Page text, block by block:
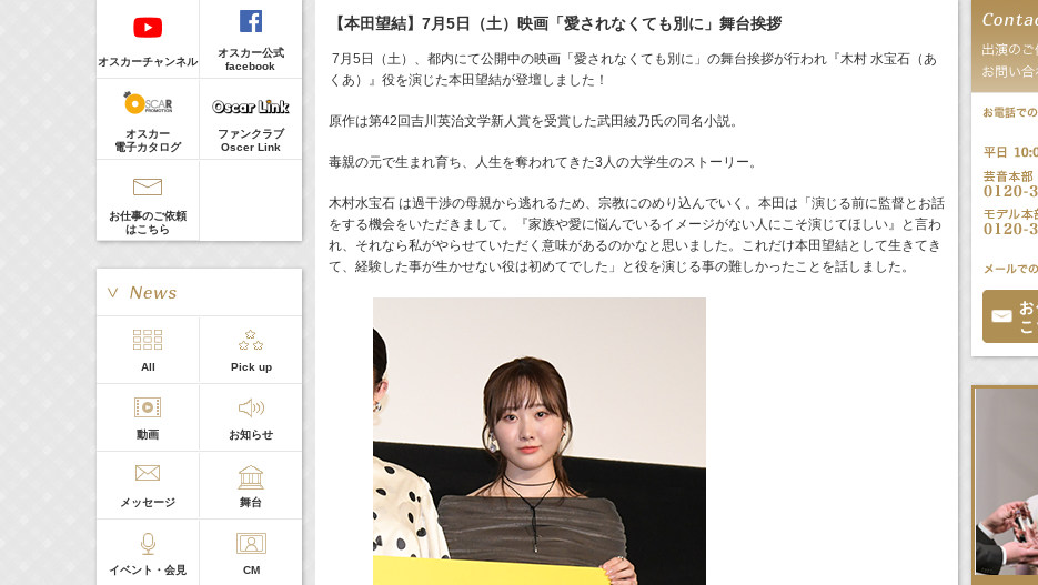
8/6(Thu)
イベント
販売情報
24:00-24:30(TV)
一緒にごはんをたべるだけ
> More
【本田望結】7月5日（土）映画「愛されなくても別に」舞台挨拶
7月5日（土）、都内にて公開中の映画「愛されなくても別に」の舞台挨拶が行われ『木村 水宝石（あ
くあ）』役を演じた本田望結が登壇しました！
原作は第42回吉川英治文学新人賞を受賞した武田綾乃氏の同名小説。
毒親の元で生まれ育ち、人生を奪われてきた3人の大学生のストーリー。
木村水宝石 は過干渉の母親から逃れるため、宗教にのめり込んでいく。本田は「演じる前に監督とお話
をする機会をいただきまして。『家族や愛に悩んでいるイメージがない人にこそ演じてほしい』と言わ
れ、それなら私がやらせていただく意味があるのかなと思いました。これだけ本田望結として生きてき
て、経験した事が生かせない役は初めてでした」と役を演じる事の難しかったことを話しました。
オスカーチャンネル
オスカー公式
facebook
オスカー
電子カタログ
ファンクラブ
Oscer Link
お仕事のご依頼
はこちら
All Pick up
動画 お知らせ
メッセージ 舞台
イベント・会見 CM
Guest
５０音順
CLIP